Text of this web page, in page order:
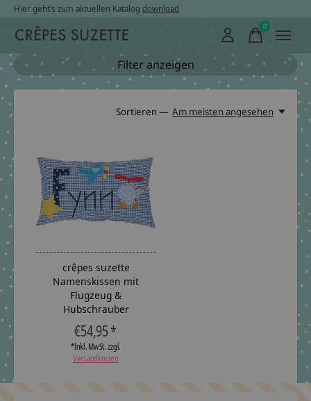
Hier geht’s zum aktuellen Katalog download
0items
Filter anzeigen
Sortieren — Am meisten angesehen
crêpes suzette
Namenskissen mit
Flugzeug &
Hubschrauber
€54,95 *
*Inkl. MwSt. zzgl.
Versandkosten